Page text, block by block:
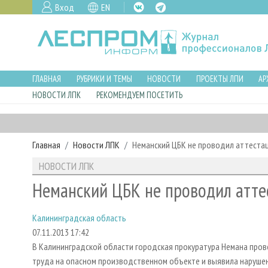
Вход EN
ГЛАВНАЯ РУБРИКИ И ТЕМЫ НОВОСТИ ПРОЕКТЫ ЛПИ
НОВОСТИ ЛПК
РЕКОМЕНДУЕМ ПОСЕТИТЬ
Главная Новости ЛПК Неманский ЦБК не проводил
НОВОСТИ ЛПК
Неманский ЦБК не проводил
Калининградская область
07.11.2013 17:42
В Калининградской области городская прокуратура Немана
труда на опасном производственном объекте и выявила